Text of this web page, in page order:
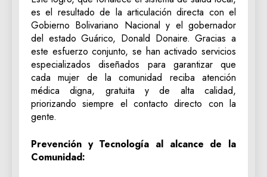
es el resultado de la articulación directa con el
Gobierno Bolivariano Nacional y el gobernador
del estado Guárico, Donald Donaire. Gracias a
este esfuerzo conjunto, se han activado servicios
especializados diseñados para garantizar que
cada mujer de la comunidad reciba atención
médica digna, gratuita y de alta calidad,
priorizando siempre el contacto directo con la
gente.
​Prevención y Tecnología al alcance de la
Comunidad: